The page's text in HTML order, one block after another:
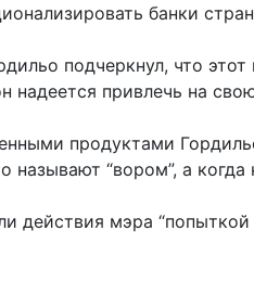
банки
подчеркнул, что
надеется привлечь на
продуктами
называют “вором”, а
действия мэра